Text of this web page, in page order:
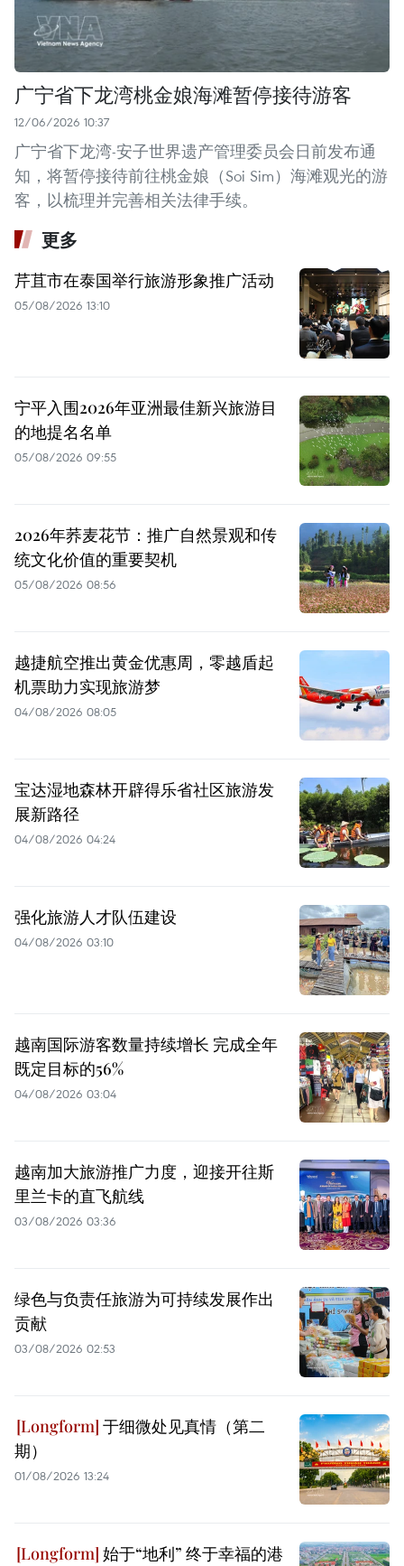
广宁省下龙湾桃金娘海滩暂停接待游客
12/06/2026 10:37
广宁省下龙湾-安子世界遗产管理委员会日前发布通
知，将暂停接待前往桃金娘（Soi Sim）海滩观光的游
客，以梳理并完善相关法律手续。
更多
芹苴市在泰国举行旅游形象推广活动
05/08/2026 13:10
宁平入围2026年亚洲最佳新兴旅游目
的地提名名单
05/08/2026 09:55
2026年荞麦花节：推广自然景观和传
统文化价值的重要契机
05/08/2026 08:56
越捷航空推出黄金优惠周，零越盾起
机票助力实现旅游梦
04/08/2026 08:05
宝达湿地森林开辟得乐省社区旅游发
展新路径
04/08/2026 04:24
强化旅游人才队伍建设
04/08/2026 03:10
越南国际游客数量持续增长 完成全年
既定目标的56%
04/08/2026 03:04
越南加大旅游推广力度，迎接开往斯
里兰卡的直飞航线
03/08/2026 03:36
绿色与负责任旅游为可持续发展作出
贡献
03/08/2026 02:53
于细微处见真情（第二
期）
01/08/2026 13:24
始于“地利” 终于幸福的港